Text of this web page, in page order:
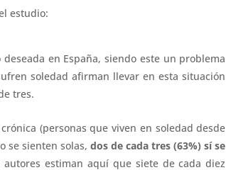
estudio:
en España, siendo este un problema
soledad afirman llevar en esta situación
tres.
(personas que viven en soledad desde
se sienten solas,dos de cada tres (63%) sí se
autores estiman aquí que siete de cada diez